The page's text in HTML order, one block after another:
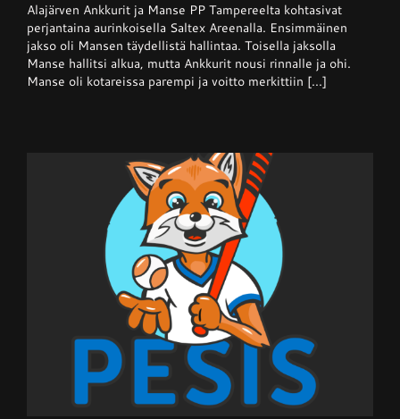
–
Ankkurit
nappasi
pisteen
hallitsevalta
mestarilta
Alajärven Ankkurit ja Manse PP Tampereelta kohtasivat
perjantaina aurinkoisella Saltex Areenalla. Ensimmäinen
jakso oli Mansen täydellistä hallintaa. Toisella jaksolla
Manse hallitsi alkua, mutta Ankkurit nousi rinnalle ja ohi.
Manse oli kotareissa parempi ja voitto merkittiin [...]